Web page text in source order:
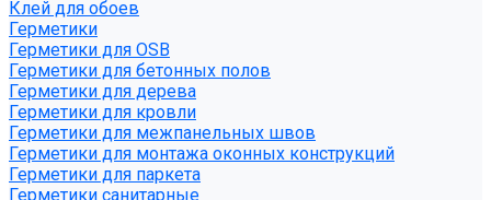
Клей для обоев
Герметики
Герметики для OSB
Герметики для бетонных полов
Герметики для дерева
Герметики для кровли
Герметики для межпанельных швов
Герметики для монтажа оконных конструкций
Герметики для паркета
Герметики санитарные